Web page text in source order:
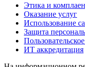
Этика и
Оказание услуг
Использование
Защита
ИТ аккредитация